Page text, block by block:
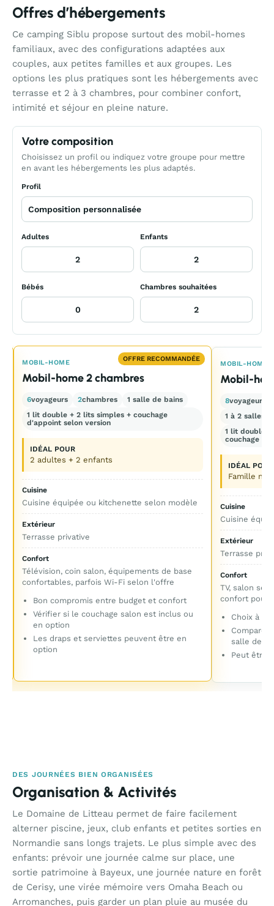
Offres d’hébergements
Ce camping Siblu propose surtout des mobil-homes
familiaux, avec des configurations adaptées aux
couples, aux petites familles et aux groupes. Les
options les plus pratiques sont les hébergements avec
terrasse et 2 à 3 chambres, pour combiner confort,
intimité et séjour en pleine nature.
Votre composition
Choisissez un profil ou indiquez votre groupe pour mettre
en avant les hébergements les plus adaptés.
Profil
Adultes Enfants
Bébés Chambres souhaitées
OFFRE RECOMMANDÉE
MOBIL-HOME
Mobil-home 2 chambres
6voyageurs 2chambres
1 salle de bains
1 lit double + 2 lits simples + couchage
d'appoint selon version
IDÉAL POUR
2 adultes + 2 enfants
Cuisine
Cuisine équipée ou kitchenette selon modèle
Extérieur
Terrasse privative
Confort
Télévision, coin salon, équipements de base
confortables, parfois Wi-Fi selon l'offre
Bon compromis entre budget et confort
Vérifier si le couchage salon est inclus ou
en option
Les draps et serviettes peuvent être en
option
MOBIL-HOME
Mobil-
8voyageurs
1 à 2 salles
1 lit double
couchage
IDÉAL POUR
Famille
Cuisine
Cuisine
Extérieur
Terrasse
Confort
TV, salon
confort pour
Choix à
Comparer
salle de
Peut être
DES JOURNÉES BIEN ORGANISÉES
Organisation & Activités
Le Domaine de Litteau permet de faire facilement
alterner piscine, jeux, club enfants et petites sorties en
Normandie sans longs trajets. Le plus simple avec des
enfants: prévoir une journée calme sur place, une
sortie patrimoine à Bayeux, une journée nature en forêt
de Cerisy, une virée mémoire vers Omaha Beach ou
Arromanches, puis garder un plan pluie au musée du